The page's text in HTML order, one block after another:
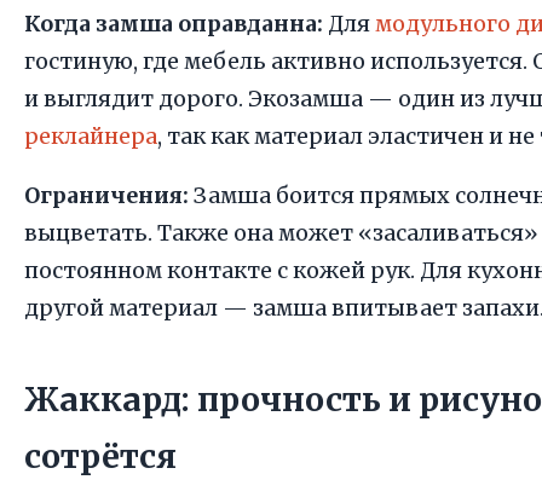
Когда замша оправданна: Длямодульного
гостиную, где мебель активно
и выглядит дорого. Экозамша — один из
реклайнера, так как материал эластичен и
Ограничения: Замша боится прямых
выцветать. Также она может
постоянном контакте с кожей рук. Для
другой материал — замша впитывает
Жаккард: прочность и
сотрётся